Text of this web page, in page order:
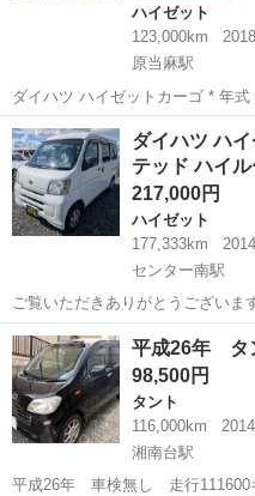
ハイゼット
123,000km
原当麻駅
ダイハツ ハイゼットカーゴ * 年式：2018年式（平成30年） * グレー
ド：デラックス SA * 走行距離：
神奈川 相模原市
ダイハツ ハ
テッド ハイ
217,000円
ハイゼット
177,333km
センター南駅
ご覧いただきありがとうございます。 ■ 本車両への【お問い合
【無料お見積り】【在庫確認】は
両以外にも、「ジモティー」にて
ります。 他の在庫車...
神奈川 横浜市 センター南駅
平成26年 タ
98,500円
タント
116,000km
湘南台駅
平成26年 車検無し 走行111600